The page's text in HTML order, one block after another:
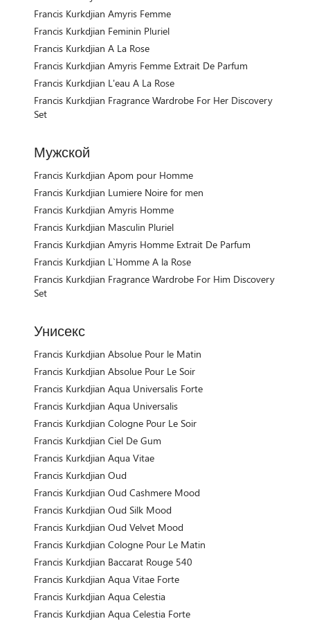
Francis Kurkdjian Amyris Femme
Francis Kurkdjian Feminin Pluriel
Francis Kurkdjian A La Rose
Francis Kurkdjian Amyris Femme Extrait De Parfum
Francis Kurkdjian L'eau A La Rose
Francis Kurkdjian Fragrance Wardrobe For Her Discovery
Set
Мужской
Francis Kurkdjian Apom pour Homme
Francis Kurkdjian Lumiere Noire for men
Francis Kurkdjian Amyris Homme
Francis Kurkdjian Masculin Pluriel
Francis Kurkdjian Amyris Homme Extrait De Parfum
Francis Kurkdjian L`Homme A la Rose
Francis Kurkdjian Fragrance Wardrobe For Him Discovery
Set
Унисекс
Francis Kurkdjian Absolue Pour le Matin
Francis Kurkdjian Absolue Pour Le Soir
Francis Kurkdjian Aqua Universalis Forte
Francis Kurkdjian Aqua Universalis
Francis Kurkdjian Cologne Pour Le Soir
Francis Kurkdjian Ciel De Gum
Francis Kurkdjian Aqua Vitae
Francis Kurkdjian Oud
Francis Kurkdjian Oud Cashmere Mood
Francis Kurkdjian Oud Silk Mood
Francis Kurkdjian Oud Velvet Mood
Francis Kurkdjian Cologne Pour Le Matin
Francis Kurkdjian Baccarat Rouge 540
Francis Kurkdjian Aqua Vitae Forte
Francis Kurkdjian Aqua Celestia
Francis Kurkdjian Aqua Celestia Forte